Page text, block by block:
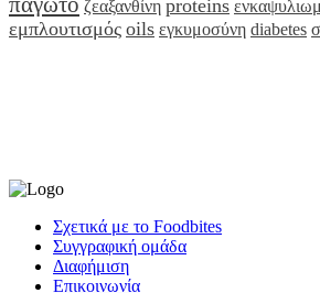
ζεαξανθίνη proteins
εμπλουτισμός oils εγκυμοσύνη diabetes
Σχετικά με το Foodbites
Συγγραφική ομάδα
Διαφήμιση
Επικοινωνία